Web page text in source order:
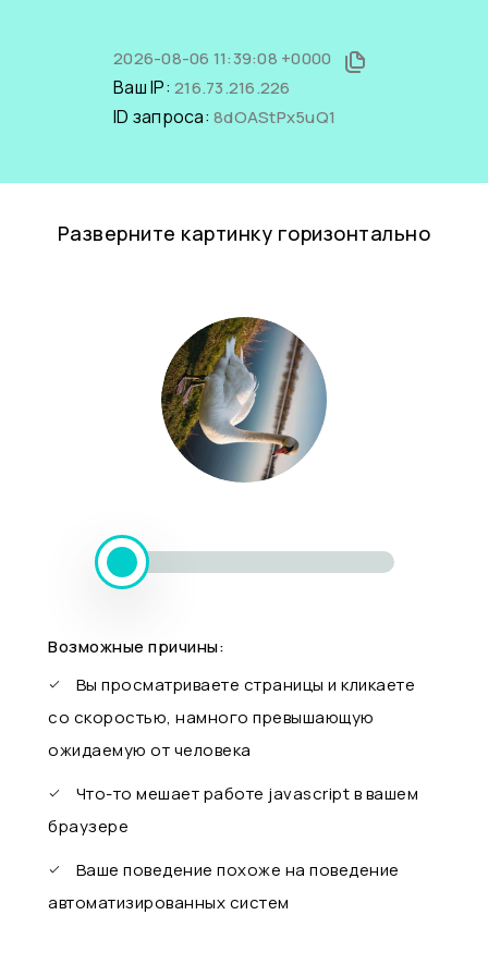
2026-08-06 11:39:08 +0000
Ваш IP: 216.73.216.226
ID запроса: 8dOAStPx5uQ1
Разверните картинку горизонтально
Возможные причины:
Вы просматриваете страницы и кликаете
со скоростью, намного превышающую
ожидаемую от человека
Что-то мешает работе javascript в вашем
браузере
Ваше поведение похоже на поведение
автоматизированных систем